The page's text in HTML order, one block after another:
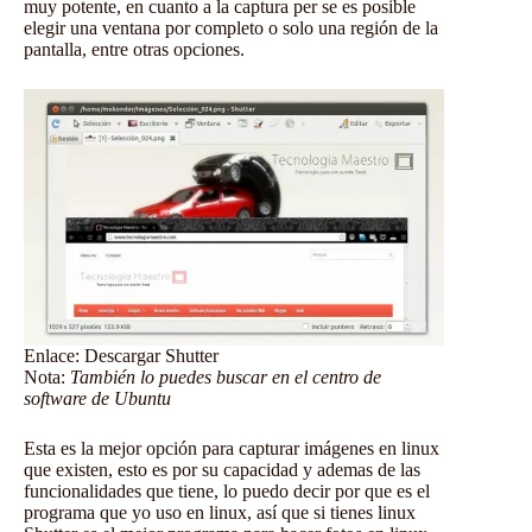
muy potente, en cuanto a la captura per se es posible
elegir una ventana por completo o solo una región de la
pantalla, entre otras opciones.
Enlace: Descargar Shutter
Nota: También lo puedes buscar en el centro de
software de Ubuntu
Esta es la mejor opción para capturar imágenes en linux
que existen, esto es por su capacidad y ademas de las
funcionalidades que tiene, lo puedo decir por que es el
programa que yo uso en linux, así que si tienes linux